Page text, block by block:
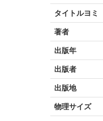
タイトルヨミ
著者
出版年
出版者
出版地
物理サイズ